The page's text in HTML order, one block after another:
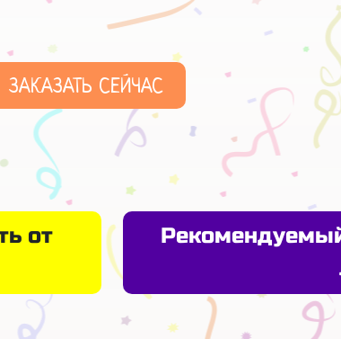
ЗАКАЗАТЬ СЕЙЧАС
от